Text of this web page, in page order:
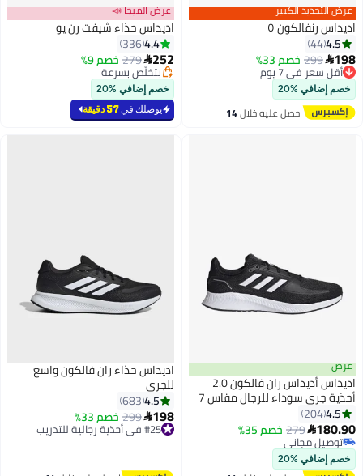
4
عرض التجديد الكبير
اديداس رنفالكون ٥
4.5
44
198
299 خصم 33%
أقل سعر في 7 يوم
توصيل مجاني
باقي 1 وحدات في المخزون
أقل سعر في 7 يوم
خصم إضافي %20
احصل عليه خلال14
عرض الميجا 📣
اديداس حذاء شيفت رن يو
4.4
336
252
279 خصم 9%
بتخلّص بسرعة
بتخلّص بسرعة
خصم إضافي %20
يوصلك في57 دقيقة
عرض
اديداس أديداس ران فالكون 2.0
أحذية جري سوداء للرجال مقاس 7
4.5
204
180.90
279 خصم 35% أقل سعر في 30 يوم
توصيل مجاني
أقل سعر في 30 يوم
خصم إضافي %20
اديداس حذاء ران فالكون واسع
للجري
4.5
683
198
299 خصم 33%
#25 في أحذية رجالية للتدريب
أقل سعر في 7 يوم
#25 في أحذية رجالية للتدريب